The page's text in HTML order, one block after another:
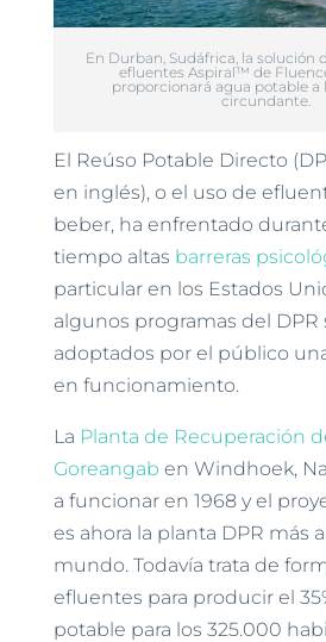
En Durban, Sudáfrica, la
efluentes Aspiral™ de
proporcionará agua potable a
circundante.
El Reúso Potable Directo
en inglés), o el uso de
beber, ha enfrentado
tiempo altas barreras
particular en los Estados
algunos programas del
adoptados por el público
en funcionamiento.
La Planta de Recuperación
Goreangab en Windhoek,
a funcionar en 1968 y el
es ahora la planta DPR más
mundo. Todavía trata de
efluentes para producir el
potable para los 325.000